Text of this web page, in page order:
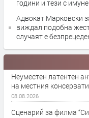
години и тези с
Адвокат Марковски
виждал подобна
случаят е
Неуместен латентен
на местния
08.08.2026
Сценарий за филма